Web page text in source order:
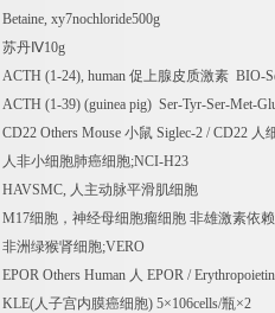
Betaine, xy7nochloride500g
苏丹Ⅳ10g
ACTH (1-24), human 促上腺皮质激素 BIO-
ACTH (1-39) (guinea pig) Ser-Tyr-Ser-Met-
CD22 Others Mouse 小鼠 Siglec-2 / CD22 人
人非小细胞肺癌细胞;NCI-H23
HAVSMC, 人主动脉平滑肌细胞
M17细胞，神经母细胞瘤细胞 非雄激素依
非洲绿猴肾细胞;VERO
EPOR Others Human 人 EPOR /
KLE(人子宫内膜癌细胞) 5×106cells/瓶×2